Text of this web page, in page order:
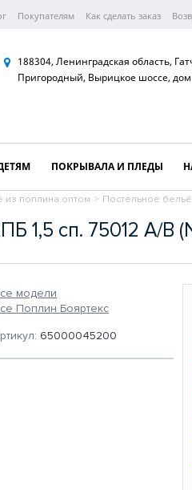
Покупателям Как сделать заказ
188304, Ленинградская область,
Пригородный, Вырицкое шоссе, дом
ПОКРЫВАЛА И ПЛЕДЫ
из поплина оптом > Постельное
1,5 сп. 75012 A/B
модели
Поплин Бояртекс
65000045200